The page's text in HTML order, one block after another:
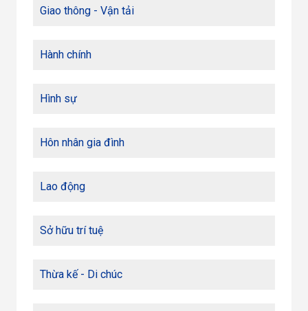
Giao thông - Vận tải
Hành chính
Hình sự
Hôn nhân gia đình
Lao động
Sở hữu trí tuệ
Thừa kế - Di chúc